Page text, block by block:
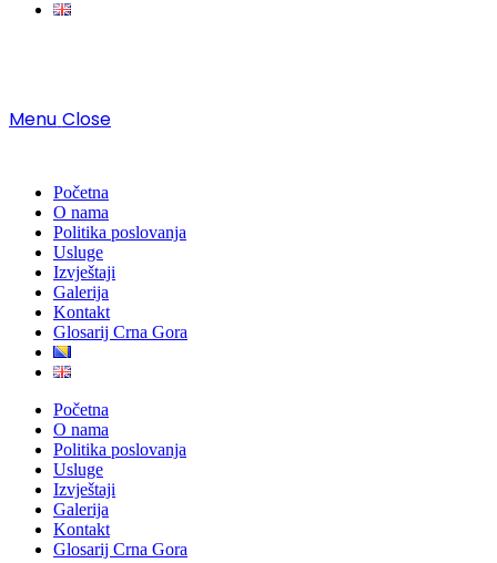
Menu Close
Početna
O nama
Politika poslovanja
Usluge
Izvještaji
Galerija
Kontakt
Glosarij Crna Gora
Početna
O nama
Politika poslovanja
Usluge
Izvještaji
Galerija
Kontakt
Glosarij Crna Gora